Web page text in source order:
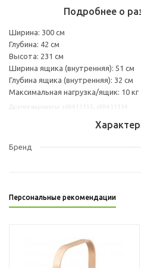
Подробнее о
Ширина: 300 см
Глубина: 42 см
Высота: 231 см
Ширина ящика (внутренняя): 51 см
Глубина ящика (внутренняя): 32 см
Максимальная нагрузка/ящик: 10 кг
Бренд
Персональные рекомендации